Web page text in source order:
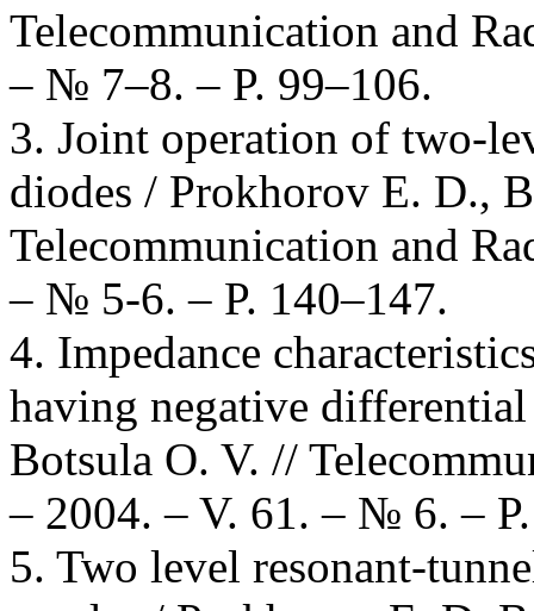
Telecommunication and
– № 7–8. – P. 99–106.
3. Joint operation of two-
diodes / Prokhorov E. D.,
Telecommunication and
– № 5-6. – P. 140–147.
4. Impedance
having negative
Botsula O. V. //
– 2004. – V. 61. – № 6. –
5. Two level resonant-